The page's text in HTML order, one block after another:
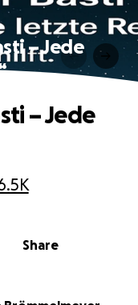
– Jede
Share
– Jede